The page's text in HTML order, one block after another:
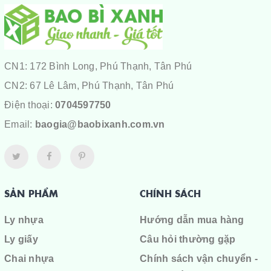
CN1: 172 Bình Long, Phú Thạnh, Tân Phú
CN2: 67 Lê Lâm, Phú Thạnh, Tân Phú
Điện thoại: 0704597750
Email: baogia@baobixanh.com.vn
SẢN PHẨM
Ly nhựa
Ly giấy
Chai nhựa
CHÍNH SÁCH
Hướng dẫn mua hàng
Câu hỏi thường gặp
Chính sách vận chuyển -